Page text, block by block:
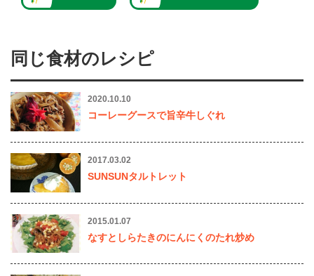
同じ食材のレシピ
2020.10.10
コーレーグースで旨辛牛しぐれ
2017.03.02
SUNSUNタルトレット
2015.01.07
なすとしらたきのにんにくのたれ炒め